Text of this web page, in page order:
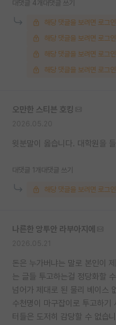
대댓글 4개 대댓글 쓰기
해당 댓글을 보려면 로그
해당 댓글을 보려면 로그
해당 댓글을 보려면 로그
해당 댓글을 보려면 로그
오만한 스티븐 호킹
윗분말이 옳습니다. 대학원을
대댓글 1개 대댓글 쓰기
해당 댓글을 보려면 로그
나른한 앙투안 라부아지에
돈은 누가버냐는 말로 본인이
는 글들 투고하는걸 정당화할
넘어가 제대로 된 물리 베이스
수천명이 마구잡이로 투고하기
터들은 도저히 감당할 수 없습